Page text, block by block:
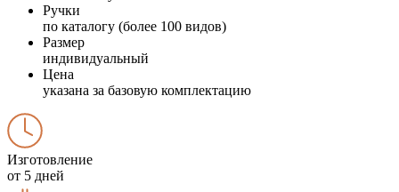
Ручки
по каталогу (более 100 видов)
Размер
индивидуальный
Цена
указана за базовую комплектацию
Изготовление
от 5 дней